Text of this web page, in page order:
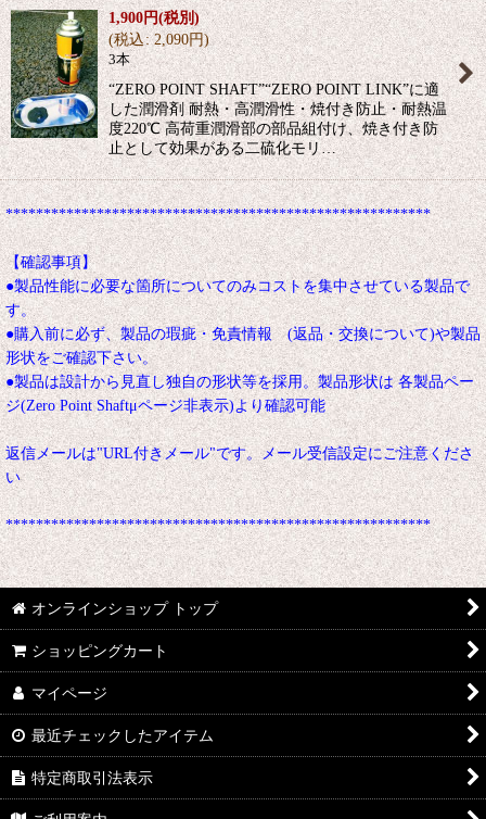
1,900円(税別)
(税込: 2,090円)
3本
“ZERO POINT SHAFT”“ZERO POINT LINK”に適
した潤滑剤 耐熱・高潤滑性・焼付き防止・耐熱温
度220℃ 高荷重潤滑部の部品組付け、焼き付き防
止として効果がある二硫化モリ…
********************************************************
【確認事項】
●製品性能に必要な箇所についてのみコストを集中させている製品で
す。
●購入前に必ず、製品の瑕疵・免責情報 (返品・交換について)や製品
形状をご確認下さい。
●製品は設計から見直し独自の形状等を採用。製品形状は 各製品ペー
ジ(Zero Point Shaftμページ非表示)より確認可能
返信メールは"URL付きメール"です。メール受信設定にご注意くださ
い
********************************************************
オンラインショップ トップ
ショッピングカート
マイページ
最近チェックしたアイテム
特定商取引法表示